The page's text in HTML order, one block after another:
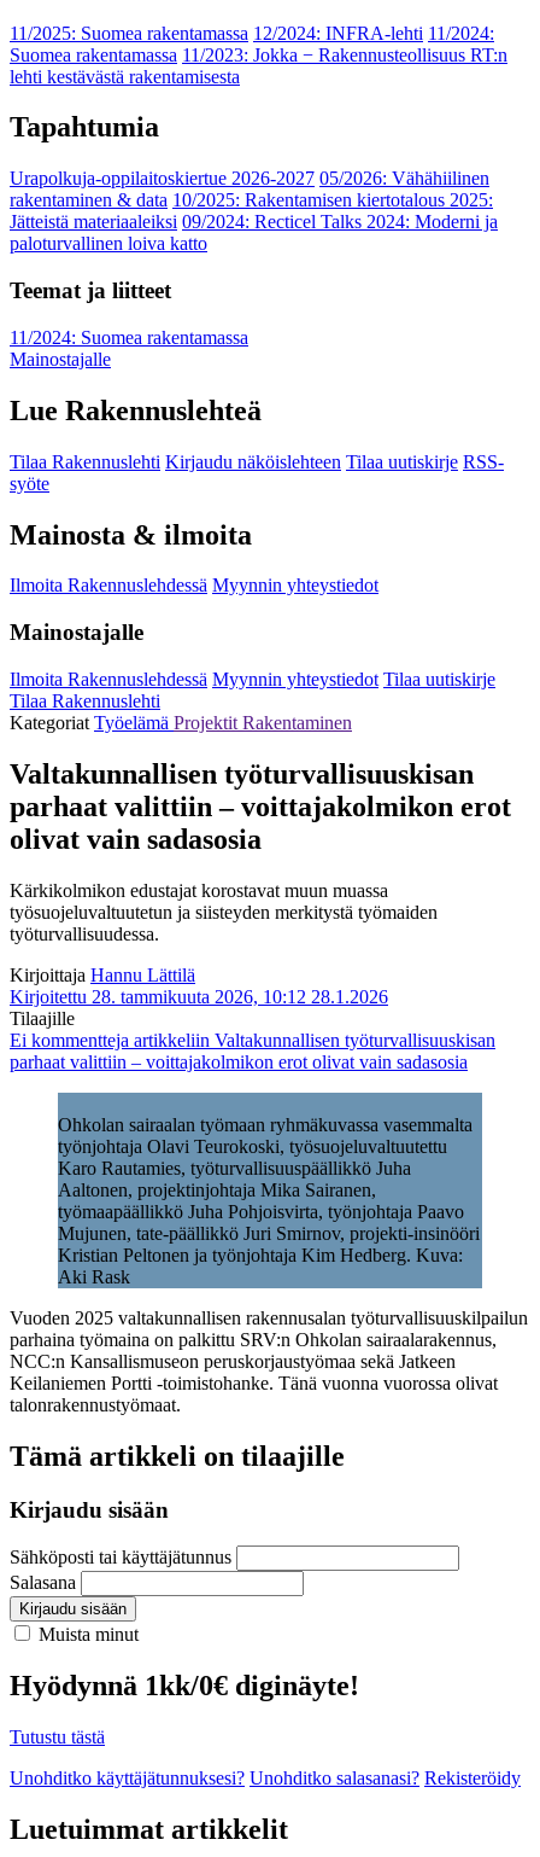
11/2025: Suomea rakentamassa 12/2024: INFRA-lehti 11/2024:
Suomea rakentamassa 11/2023: Jokka − Rakennusteollisuus RT:n
lehti kestävästä rakentamisesta
Tapahtumia
Urapolkuja-oppilaitoskiertue 2026-2027 05/2026: Vähähiilinen
rakentaminen & data 10/2025: Rakentamisen kiertotalous 2025:
Jätteistä materiaaleiksi 09/2024: Recticel Talks 2024: Moderni ja
paloturvallinen loiva katto
Teemat ja liitteet
11/2024: Suomea rakentamassa
Mainostajalle
Lue Rakennuslehteä
Tilaa Rakennuslehti Kirjaudu näköislehteen Tilaa uutiskirje RSS-
syöte
Mainosta & ilmoita
Ilmoita Rakennuslehdessä Myynnin yhteystiedot
Mainostajalle
Ilmoita Rakennuslehdessä Myynnin yhteystiedot Tilaa uutiskirje
Tilaa Rakennuslehti
Kategoriat Työelämä Projektit Rakentaminen
Valtakunnallisen työturvallisuuskisan
parhaat valittiin – voittajakolmikon erot
olivat vain sadasosia
Kärkikolmikon edustajat korostavat muun muassa
työsuojeluvaltuutetun ja siisteyden merkitystä työmaiden
työturvallisuudessa.
Kirjoittaja Hannu Lättilä
Kirjoitettu 28. tammikuuta 2026, 10:12 28.1.2026
Tilaajille
Ei kommentteja artikkeliin Valtakunnallisen työturvallisuuskisan
parhaat valittiin – voittajakolmikon erot olivat vain sadasosia
Ohkolan sairaalan työmaan ryhmäkuvassa vasemmalta
työnjohtaja Olavi Teurokoski, työsuojeluvaltuutettu
Karo Rautamies, työturvallisuuspäällikkö Juha
Aaltonen, projektinjohtaja Mika Sairanen,
työmaapäällikkö Juha Pohjoisvirta, työnjohtaja Paavo
Mujunen, tate-päällikkö Juri Smirnov, projekti-insinööri
Kristian Peltonen ja työnjohtaja Kim Hedberg. Kuva:
Aki Rask
Vuoden 2025 valtakunnallisen rakennusalan työturvallisuuskilpailun
parhaina työmaina on palkittu SRV:n Ohkolan sairaalarakennus,
NCC:n Kansallismuseon peruskorjaustyömaa sekä Jatkeen
Keilaniemen Portti -toimistohanke. Tänä vuonna vuorossa olivat
talonrakennustyömaat.
Tämä artikkeli on tilaajille
Kirjaudu sisään
Sähköposti tai käyttäjätunnus
Salasana
Kirjaudu sisään
Muista minut
Hyödynnä 1kk/0€ diginäyte!
Tutustu tästä
Unohditko käyttäjätunnuksesi? Unohditko salasanasi? Rekisteröidy
Luetuimmat artikkelit